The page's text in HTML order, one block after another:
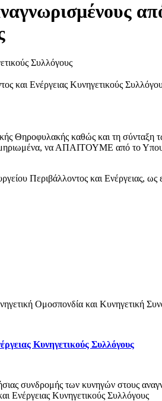
και Ενέργειας Κυνηγετικούς
Θηροφυλακής καθώς και τη σύνταξη
να ΑΠΑΙΤΟΥΜΕ από το
Περιβάλλοντος και Ενέργειας, ως
Ομοσπονδία και Κυνηγετική
Κυνηγετικούς Συλλόγους
συνδρομής των κυνηγών στους
Ενέργειας Κυνηγετικούς Συλλόγους